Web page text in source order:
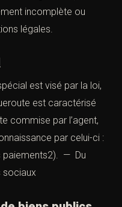
l’auteur des faits à :
revente au-
dans le dessein
tout ou partie
frauduleusement
comptabilité fictive
comptables de
ous’être abstenu
les textes applicables